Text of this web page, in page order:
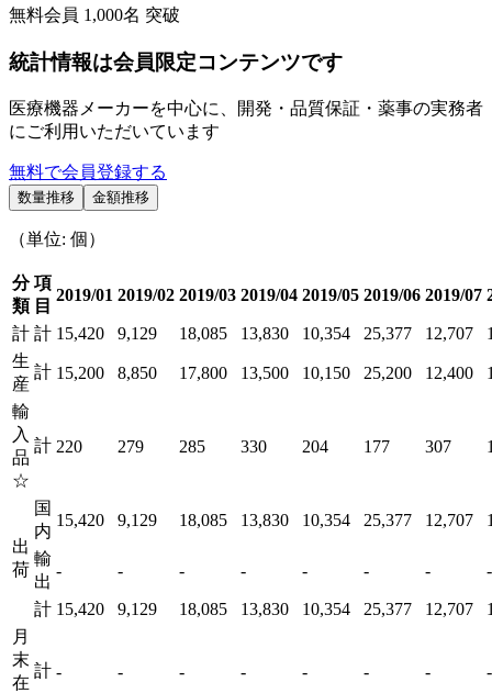
無料会員 1,000名 突破
統計情報は会員限定コンテンツです
医療機器メーカーを中心に、開発・品質保証・薬事の実務者
にご利用いただいています
無料で会員登録する
数量推移 金額推移
（単位: 個）
分
類
項
目
2019/01 2019/02 2019/03 2019/04 2019/05 2019/06 2019/07
計 計 15,420 9,129 18,085 13,830 10,354 25,377 12,707
生
産
計 15,200 8,850 17,800 13,500 10,150 25,200 12,400
輸
入
品
☆
計 220 279 285 330 204 177 307
出
荷
国
内
15,420 9,129 18,085 13,830 10,354 25,377 12,707
輸
出
- - - - - - - -
計 15,420 9,129 18,085 13,830 10,354 25,377 12,707
月
末
在
計 - - - - - - - -